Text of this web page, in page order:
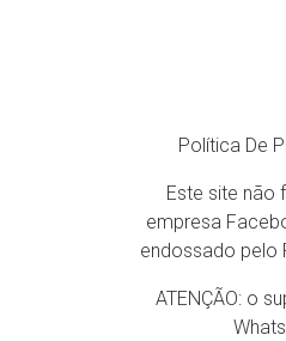
Política De
Este site não
empresa
endossado pelo
ATENÇÃO: o